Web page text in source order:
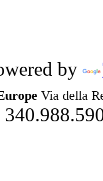
by
Via della